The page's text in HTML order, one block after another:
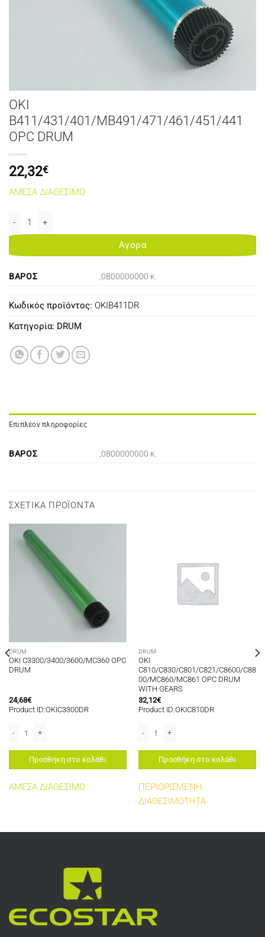
OKI
B411/431/401/MB491/471/461/451/441
OPC DRUM
22,32€
ΑΜΕΣΑ ΔΙΑΘΕΣΙΜΟ
OKI B411/431/401/MB491/471/461/451/441 OPC DRUM ποσότητα
Αγορα
ΒΆΡΟΣ ,0800000000 κ.
Κωδικός προϊόντος: OKIB411DR
Κατηγορία: DRUM
Επιπλέον πληροφορίες
ΒΆΡΟΣ ,0800000000 κ.
ΣΧΕΤΙΚΆ ΠΡΟΪΌΝΤΑ
DRUM
OKI C3300/3400/3600/MC360 OPC
DRUM
24,68€
Product ID:OKIC3300DR
Προσθήκη στο καλάθι
ΑΜΕΣΑ ΔΙΑΘΕΣΙΜΟ
DRUM
OKI
C810/C830/C801/C821/C8600/C88
00/MC860/MC861 OPC DRUM
WITH GEARS
32,12€
Product ID:OKIC810DR
Προσθήκη στο καλάθι
ΠΕΡΙΟΡΙΣΜΕΝΗ
ΔΙΑΘΕΣΙΜΟΤΗΤΑ